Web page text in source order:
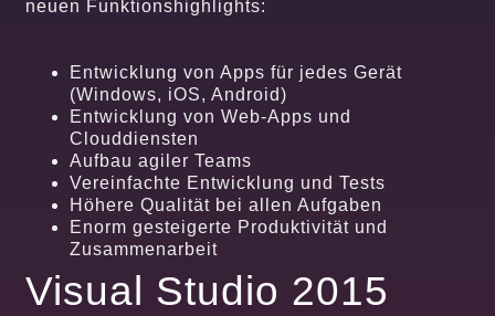
neuen Funktionshighlights:
Entwicklung von Apps für jedes Gerät
(Windows, iOS, Android)
Entwicklung von Web-Apps und
Clouddiensten
Aufbau agiler Teams
Vereinfachte Entwicklung und Tests
Höhere Qualität bei allen Aufgaben
Enorm gesteigerte Produktivität und
Zusammenarbeit
Visual Studio 2015